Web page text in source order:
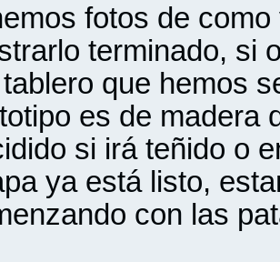
fotos de
terminado, si
que hemos
es de madera
si irá teñido o
ya está listo,
con las